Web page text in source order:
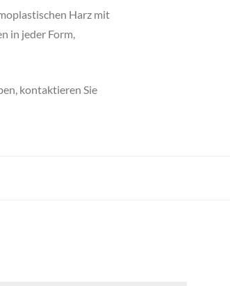
Harz mit
in jeder Form,
kontaktieren Sie